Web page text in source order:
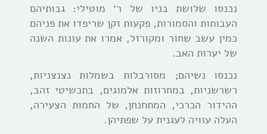
נכנסו שלושת בניו של ר׳ מוטילי: גבותיהם
העבותות והסמורות, פקעות זקן שריפדו את פניהם
כמין עשב שחור ומקורזל, אמרו את עונות השנה
של יערות האב.
נכנסו נשיהם; מסורבלות בשמלות נצנצניות,
רשרשניות, במחרוזות אלמוגים, בתכשיטי זהב,
ההידור הכרכי, המתחנחן, של החמות הצעירה,
העלה עוויה לעגנית על שפתיהן.